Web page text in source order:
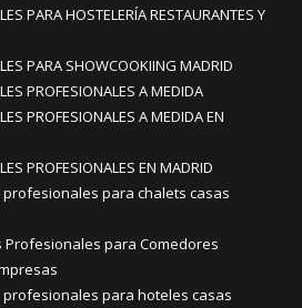
PARA HOSTELERÍA RESTAURANTES Y
PARA SHOWCOOKIING MADRID
PROFESIONALES A MEDIDA
PROFESIONALES A MEDIDA EN
PROFESIONALES EN MADRID
para chalets casas
Profesionales para Comedores
para hoteles casas